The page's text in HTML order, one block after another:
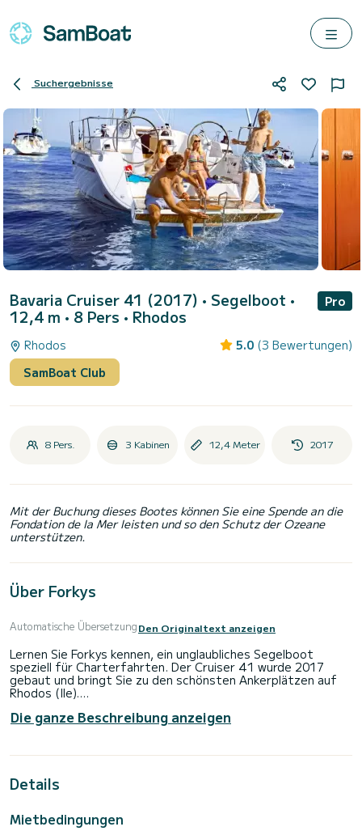
Suchergebnisse
Bavaria Cruiser 41 (2017) • Segelboot •
12,4 m • 8 Pers • Rhodos
Pro
Rhodos 5.0 (3 Bewertungen)
SamBoat Club
8 Pers. 3 Kabinen 12,4 Meter 2017
Mit der Buchung dieses Bootes können Sie eine Spende an die
Fondation de la Mer leisten und so den Schutz der Ozeane
unterstützen.
Über Forkys
Automatische ÜbersetzungDen Originaltext anzeigen
Lernen Sie Forkys kennen, ein unglaubliches Segelboot
speziell für Charterfahrten. Der Cruiser 41 wurde 2017
gebaut und bringt Sie zu den schönsten Ankerplätzen auf
Rhodos (Ile).
Das Boot verfügt über 3 voll ausgestattete Kabinen und
bietet Platz für 8 Personen. Mit einer Gesamtlänge von 12
außergewöhnlichen Urlaub auf dem Wasser in der Umgebung
ausgestattet.
Die ganze Beschreibung anzeigen
Details
Mietbedingungen